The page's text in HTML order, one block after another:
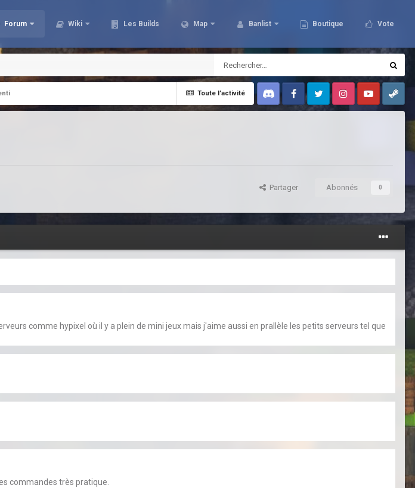
Forum Wiki Les Builds Map Banlist Boutique Vote
Toute l’activité
Discord FacebookTwitter InstagramYoutubeSteam
Partager Abonnés 0
comme hypixel où il y a plein de mini jeux mais j'aime aussi en prallèle les petits serveurs tel que
commandes très pratique.